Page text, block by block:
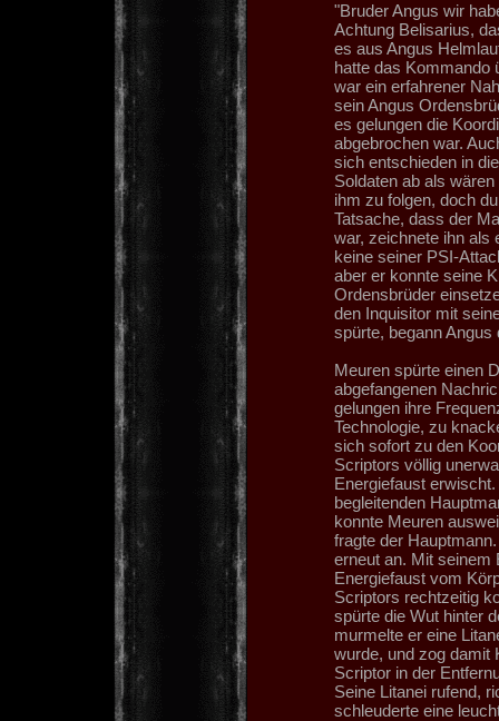
"Bruder Angus wir
Achtung Belisarius,
es aus Angus
hatte das Kommando
war ein erfahrener
sein Angus
es gelungen die
abgebrochen war.
sich entschieden in
Soldaten ab als
ihm zu folgen, doch
Tatsache, dass der
war, zeichnete ihn als
keine seiner PSI-
aber er konnte seine
Ordensbrüder
den Inquisitor mit
spürte, begann
Meuren spürte einen
abgefangenen
gelungen ihre
Technologie, zu
sich sofort zu den
Scriptors völlig
Energiefaust
begleitenden
konnte Meuren
fragte der
erneut an. Mit seinem
Energiefaust vom
Scriptors rechtzeitig
spürte die Wut hinter
murmelte er eine
wurde, und zog damit
Scriptor in der
Seine Litanei rufend,
schleuderte eine